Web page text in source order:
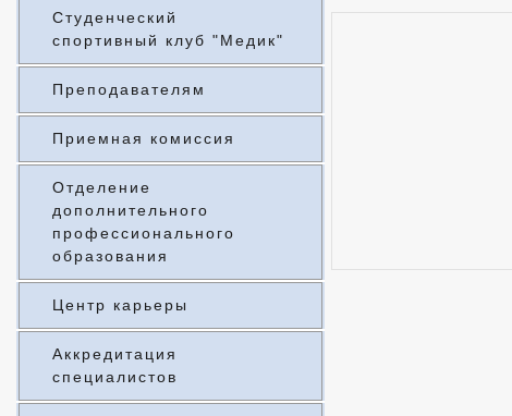
Студенческий
спортивный клуб "Медик"
Преподавателям
Приемная комиссия
Отделение
дополнительного
профессионального
образования
Центр карьеры
Аккредитация
специалистов